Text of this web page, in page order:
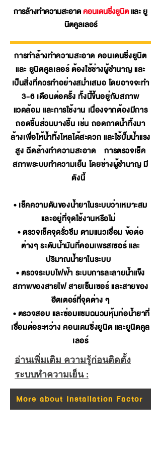
การล้างทำความสะอาดคอนเดนซิ่งยูนิตและ ยู
นิตคูลเลอร์
การทำล้างทำความสะอาด คอนเดนซิ่งยูนิต
และ ยูนิตคูลเลอร์ ต้องใช้ช่างผู้ชำนาญ และ
เป็นสิ่งที่ควรทำอย่างสม่ำเสมอ โดยอาจจะทำ
3-6 เดือนต่อครั้ง ทั้งนี้ขึ้นอยู่กับสภาพ
แวดล้อม และการใช้งาน เนื่องจากต้องมีการ
ถอดชิ้นส่วนบางชิ้น เช่น ถอดถาดน้ำทิ้งมา
ล้างเพื่อให้น้ำทิ้งไหลได้สะดวก และใช้ปั๊มน้ำแรง
สูง ฉีดล้างทำความสะอาด การตรวจเช็ค
สภาพระบบทำความเย็น โดยช่างผู้ชำนาญ มี
ดังนี้
• เช็คความดันของน้ำยาในระบบว่าเหมาะสม
และอยู่ที่จุดใช้งานหรือไม่
• ตรวจเช็คจุดรั่วซึม ตามแนวเชื่อม ข้อต่อ
ต่างๆ ระดับน้ำมันที่คอมเพรสเซอร์ และ
ปริมาณน้ำยาในระบบ
• ตรวจระบบไฟฟ้า ระบบการละลายน้ำแข็ง
สภาพของสายไฟ สายเซ็นเซอร์ และสายของ
ฮีตเตอร์ที่จุดต่าง ๆ
• ตรวจสอบ และซ่อมแซมฉนวนหุ้มท่อน้ำยาที่
เชื่อมต่อระหว่าง คอนเดนซิ่งยูนิต และยูนิตคูล
เลอร์
อ่านเพิ่มเติม ความรู้ก่อนติดตั้ง
ระบบทำความเย็น :
More about Installation Factor